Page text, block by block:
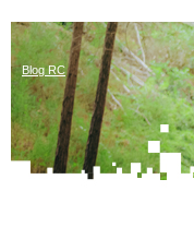
Blog RC